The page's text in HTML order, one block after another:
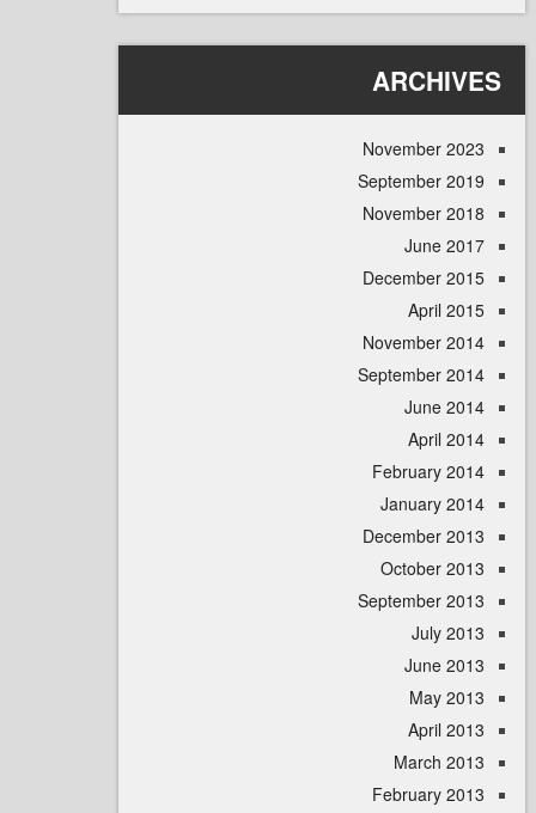
November
September
November
June
December
April
November
September
June
April
February
January
December
October
September
July
June
May
April
March
February